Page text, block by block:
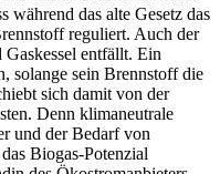
während das alte Gesetz das
reguliert. Auch der
entfällt. Ein
solange sein Brennstoff die
sich damit von der
Denn klimaneutrale
und der Bedarf von
Biogas-Potenzial